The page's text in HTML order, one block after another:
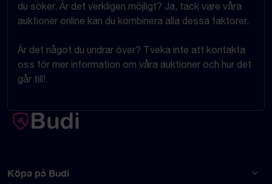
du söker. Är det verkligen möjligt? Ja, tack vare våra
auktioner online kan du kombinera alla dessa faktorer.
Är det något du undrar över? Tveka inte att kontakta
oss för mer information om våra auktioner och hur det
går till!
Köpa på Budi